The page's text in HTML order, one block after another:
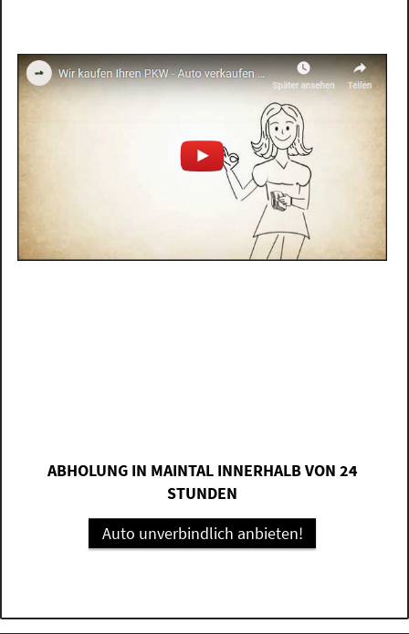
ABHOLUNG IN MAINTAL INNERHALB VON 24
STUNDEN
Auto unverbindlich anbieten!